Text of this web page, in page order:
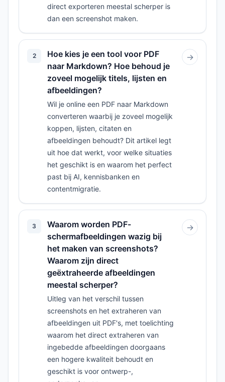
direct exporteren meestal scherper is
dan een screenshot maken.
2
Hoe kies je een tool voor PDF
naar Markdown? Hoe behoud je
zoveel mogelijk titels, lijsten en
afbeeldingen?
Wil je online een PDF naar Markdown
converteren waarbij je zoveel mogelijk
koppen, lijsten, citaten en
afbeeldingen behoudt? Dit artikel legt
uit hoe dat werkt, voor welke situaties
het geschikt is en waarom het perfect
past bij AI, kennisbanken en
contentmigratie.
→
3
Waarom worden PDF-
schermafbeeldingen wazig bij
het maken van screenshots?
Waarom zijn direct
geëxtraheerde afbeeldingen
meestal scherper?
Uitleg van het verschil tussen
screenshots en het extraheren van
afbeeldingen uit PDF's, met toelichting
waarom het direct extraheren van
ingebedde afbeeldingen doorgaans
een hogere kwaliteit behoudt en
geschikt is voor ontwerp-,
→